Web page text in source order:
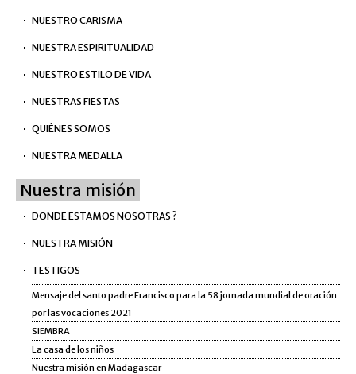
NUESTRO CARISMA
NUESTRA ESPIRITUALIDAD
NUESTRO ESTILO DE VIDA
NUESTRAS FIESTAS
QUIÉNES SOMOS
NUESTRA MEDALLA
Nuestra misión
DONDE ESTAMOS NOSOTRAS ?
NUESTRA MISIÓN
TESTIGOS
Mensaje del santo padre Francisco para la 58 jornada mundial de oración
por las vocaciones 2021
SIEMBRA
La casa de los niños
Nuestra misión en Madagascar